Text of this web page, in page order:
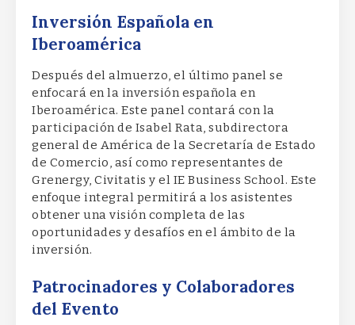
Inversión Española en
Iberoamérica
Después del almuerzo, el último panel se
enfocará en la inversión española en
Iberoamérica. Este panel contará con la
participación de Isabel Rata, subdirectora
general de América de la Secretaría de Estado
de Comercio, así como representantes de
Grenergy, Civitatis y el IE Business School. Este
enfoque integral permitirá a los asistentes
obtener una visión completa de las
oportunidades y desafíos en el ámbito de la
inversión.
Patrocinadores y Colaboradores
del Evento